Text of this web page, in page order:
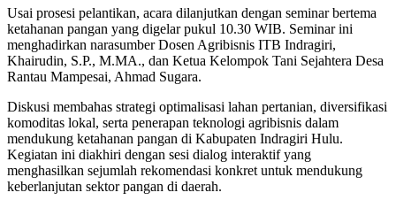
Usai prosesi pelantikan, acara dilanjutkan dengan seminar bertema
ketahanan pangan yang digelar pukul 10.30 WIB. Seminar ini
menghadirkan narasumber Dosen Agribisnis ITB Indragiri,
Khairudin, S.P., M.MA., dan Ketua Kelompok Tani Sejahtera Desa
Rantau Mampesai, Ahmad Sugara.
Diskusi membahas strategi optimalisasi lahan pertanian, diversifikasi
komoditas lokal, serta penerapan teknologi agribisnis dalam
mendukung ketahanan pangan di Kabupaten Indragiri Hulu.
Kegiatan ini diakhiri dengan sesi dialog interaktif yang
menghasilkan sejumlah rekomendasi konkret untuk mendukung
keberlanjutan sektor pangan di daerah.